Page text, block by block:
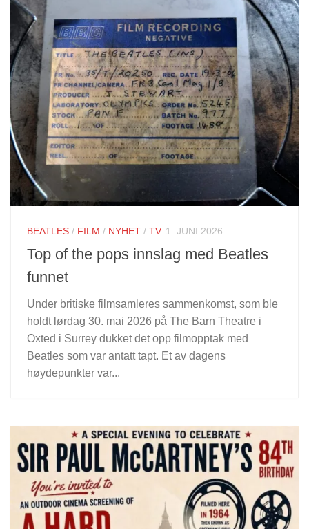
BEATLES / FILM / NYHET / TV 1. JUNI 2026
Top of the pops innslag med Beatles
funnet
Under britiske filmsamleres sammenkomst, som ble
holdt lørdag 30. mai 2026 på The Barn Theatre i
Oxted i Surrey dukket det opp filmopptak med
Beatles som var antatt tapt. Et av dagens
høydepunkter var...